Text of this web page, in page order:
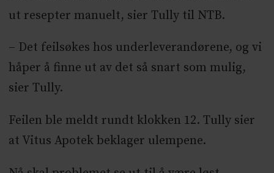
ut resepter manuelt, sier Tully til NTB.
– Det feilsøkes hos underleverandørene, og vi
håper å finne ut av det så snart som mulig,
sier Tully.
Feilen ble meldt rundt klokken 12. Tully sier
at Vitus Apotek beklager ulempene.